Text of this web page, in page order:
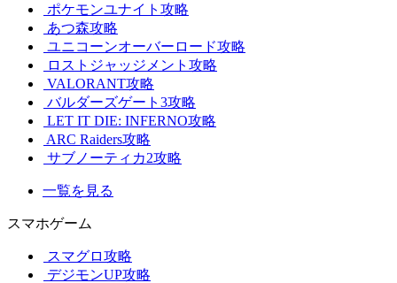
ポケモンユナイト攻略
あつ森攻略
ユニコーンオーバーロード攻略
ロストジャッジメント攻略
VALORANT攻略
バルダーズゲート3攻略
LET IT DIE: INFERNO攻略
ARC Raiders攻略
サブノーティカ2攻略
一覧を見る
スマホゲーム
スマグロ攻略
デジモンUP攻略